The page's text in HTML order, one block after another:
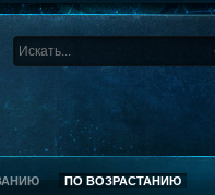
ПО ВОЗРАСТАНИЮ